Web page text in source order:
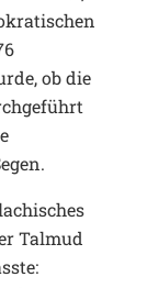
ob die
Talmud